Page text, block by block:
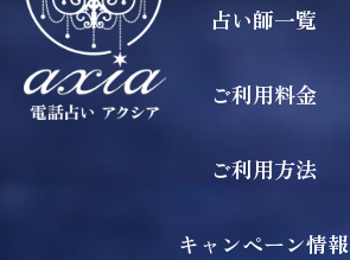
占い師一覧
ご利用料金
ご利用方法
キャンペーン情報